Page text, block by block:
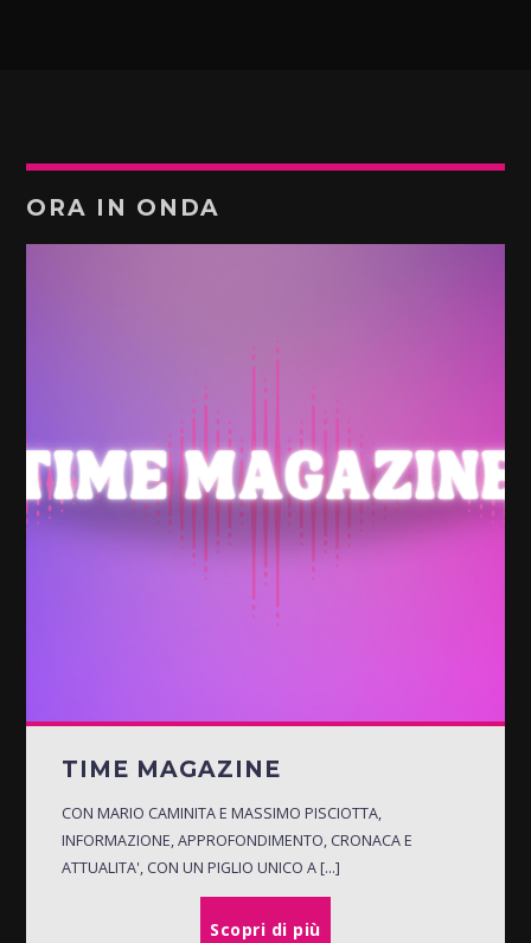
ORA IN ONDA
TIME MAGAZINE
CON MARIO CAMINITA E MASSIMO PISCIOTTA,
INFORMAZIONE, APPROFONDIMENTO, CRONACA E
ATTUALITA', CON UN PIGLIO UNICO A [...]
Scopri di più